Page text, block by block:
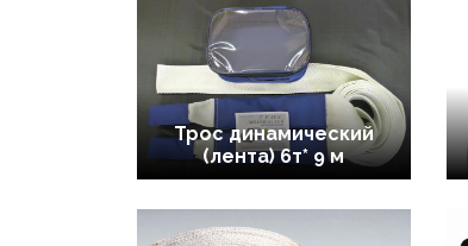
Трос динамический
(лента) 6т* 9 м